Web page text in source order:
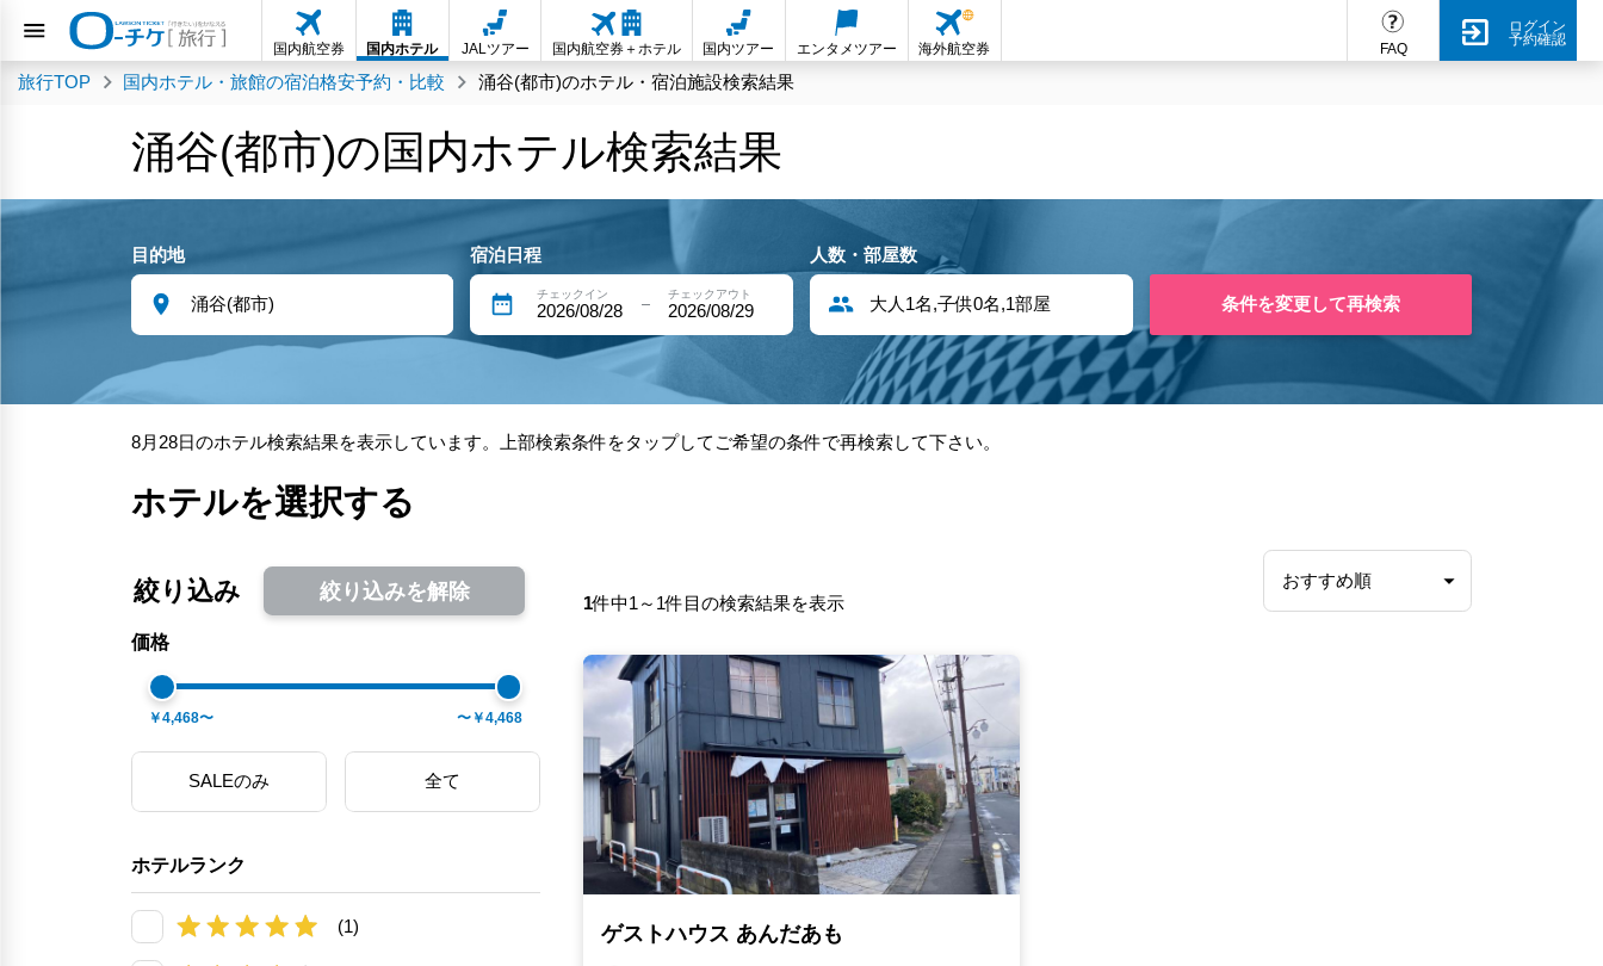
FAQ
ログイン
予約確認
国内航空券 国内ホテル JALツアー 国内航空券＋ホテル 国内ツアー エンタメツアー 海外航空券
旅行TOP 国内ホテル・旅館の宿泊格安予約・比較 涌谷(都市)のホテル・宿泊施設検索結果
涌谷(都市)の国内ホテル検索結果
目的地 宿泊日程
チェックイン
2026/08/28
チェックアウト
2026/08/29
人数・部屋数
大人1名,子供0名,1部屋 条件を変更して再検索
8月28日のホテル検索結果を表示しています。上部検索条件をタップしてご希望の条件で再検索して下さい。
ホテルを選択する
絞り込み 絞り込みを解除
価格
￥4,468〜 〜￥4,468
SALEのみ 全て
ホテルランク
(1)
1件中1～1件目の検索結果を表示
ゲストハウス あんだあも